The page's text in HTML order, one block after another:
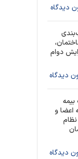
دیدگاه
دوام
دیدگاه
بیمه
اعضا و
دیدگاه